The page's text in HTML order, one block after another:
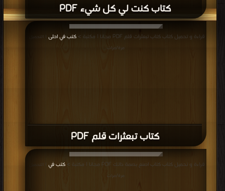
كتاب كنت لي كل شيء PDF
كتاب تبعثرات قلم PDF
قراءة و تحميل كتاب كتاب تبعثرات قلم PDF مجانا | مكتبة > كتب في احلى
| التحميل :
مرة/مرات
قراءة و تحميل كتاب كتاب اصنع بصمة ذاتك PDF مجانا | مكتبة > كتب في
| التحميل :
مرة/مرات